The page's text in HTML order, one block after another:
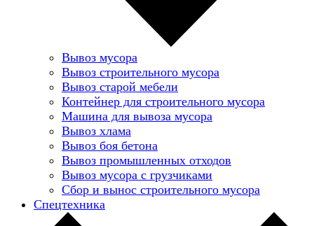
Вывоз мусора
Вывоз строительного мусора
Вывоз старой мебели
Контейнер для строительного мусора
Машина для вывоза мусора
Вывоз хлама
Вывоз боя бетона
Вывоз промышленных отходов
Вывоз мусора с грузчиками
Сбор и вынос строительного мусора
Спецтехника